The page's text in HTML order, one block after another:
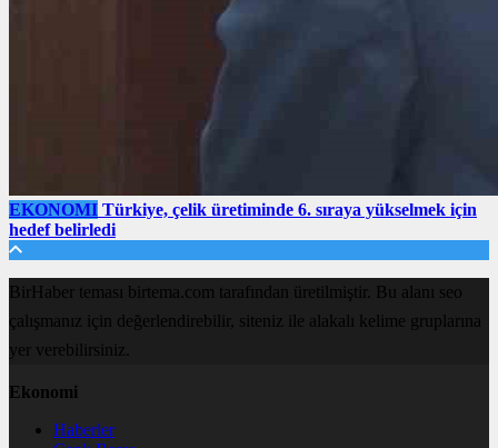
EKONOMI Türkiye, çelik üretiminde 6. sıraya yükselmek için
hedef belirledi
BirHaber teması birtema.com tarafından üretilmiştir. Bu alanı seo
çalışmanız için değerlendirebilir, siteniz ile alakalı kelime gruplarına
yer verebilirsiniz.
Ekonomi
Haberler